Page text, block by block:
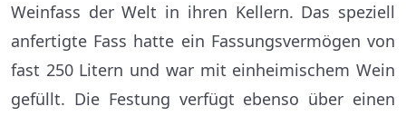
Weinfass der Welt in ihren Kellern. Das speziell
anfertigte Fass hatte ein Fassungsvermögen von
fast 250 Litern und war mit einheimischem Wein
gefüllt. Die Festung verfügt ebenso über einen